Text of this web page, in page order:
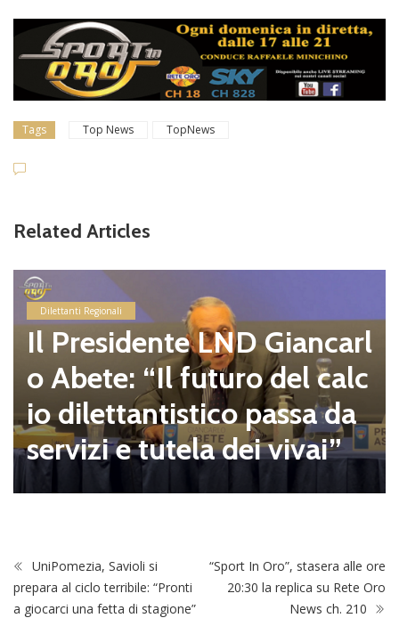
Tags Top News TopNews
Related Articles
Dilettanti Serie D
Coppa Italia Serie D, gli
binamenti dei
e del primo turno in
amma il 23 e il 30
alle 16.00
UniPomezia, Savioli si
prepara al ciclo terribile: “Pronti
a giocarci una fetta di stagione”
“Sport In Oro”, stasera alle ore
20:30 la replica su Rete Oro
News ch. 210